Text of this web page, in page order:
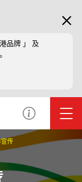
品牌 」 及
传